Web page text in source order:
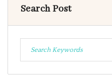
Search Post